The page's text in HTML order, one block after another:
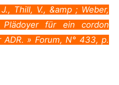
Thill, V., &amp ; Weber,
Plädoyer für ein cordon
» Forum, N° 433, p.